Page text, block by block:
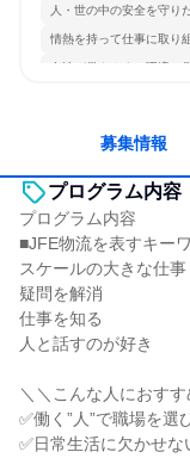
人・世の中の安全を守り
情熱を持って仕事に取り
女性が働きやすい環境で
募集情報
プログラム内容
プログラム内容
■JFE物流を表すキー
スケールの大きな仕事
疑問を解消
仕事を知る
人と話すのが好き
＼＼こんな人におすす
✅働く”人”で職場を選
✅日常生活に欠かせ